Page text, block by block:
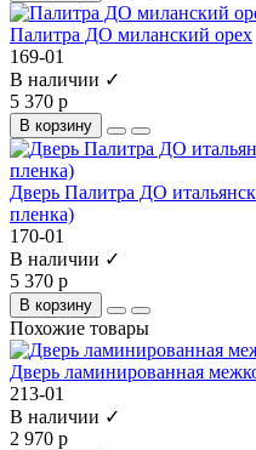
Палитра ДО миланский орех
169-01
В наличии ✓
5 370 р
В корзину
Дверь Палитра ДО
пленка)
170-01
В наличии ✓
5 370 р
В корзину
Похожие товары
Дверь ламинированная
213-01
В наличии ✓
2 970 р